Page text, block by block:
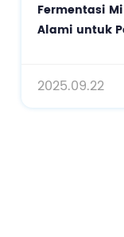
Fermentasi
Alami untuk
2025.09.22